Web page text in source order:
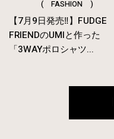
( FASHION )
【7月9日発売‼︎】FUDGE
FRIENDのUMIと作った
「3WAYポロシャツ...